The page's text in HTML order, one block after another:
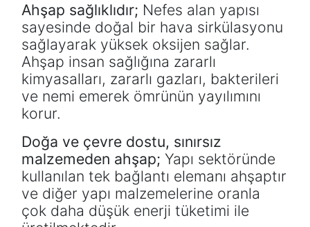
Ahşap sağlıklıdır; Nefes alan yapısı
sayesinde doğal bir hava sirkülasyonu
sağlayarak yüksek oksijen sağlar.
Ahşap insan sağlığına zararlı
kimyasalları, zararlı gazları, bakterileri
ve nemi emerek ömrünün yayılımını
korur.
Doğa ve çevre dostu, sınırsız
malzemeden ahşap; Yapı sektöründe
kullanılan tek bağlantı elemanı ahşaptır
ve diğer yapı malzemelerine oranla
çok daha düşük enerji tüketimi ile